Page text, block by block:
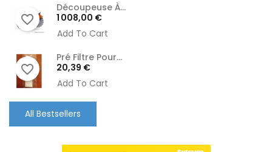
Découpeuse À...
Prix
1 008,00 €
Add To Cart
favorite_border
Pré Filtre Pour...
Prix
20,39 €
Add To Cart
favorite_border
All Bestsellers